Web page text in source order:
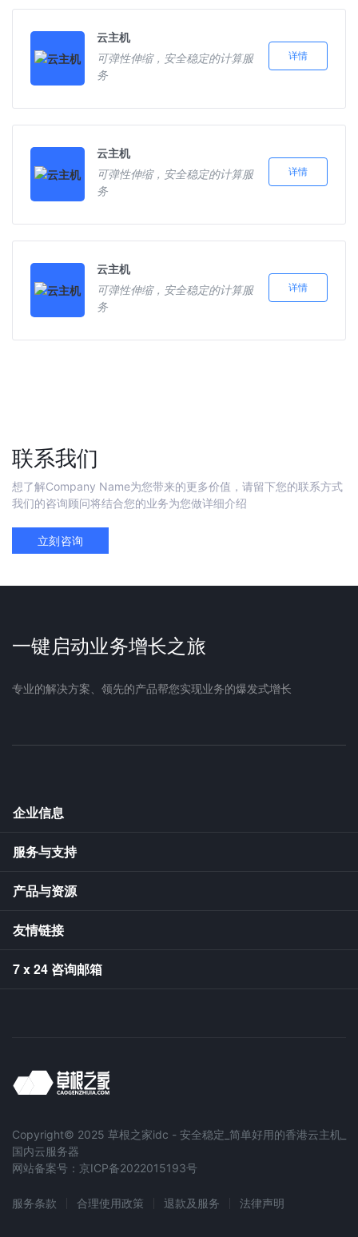
云主机
可弹性伸缩，安全稳定的计算服
务
详情
云主机
可弹性伸缩，安全稳定的计算服
务
详情
云主机
可弹性伸缩，安全稳定的计算服
务
详情
联系我们
想了解Company Name为您带来的更多价值，请留下您的联系方式
我们的咨询顾问将结合您的业务为您做详细介绍
立刻咨询
一键启动业务增长之旅
专业的解决方案、领先的产品帮您实现业务的爆发式增长
企业信息
服务与支持
产品与资源
友情链接
7 x 24 咨询邮箱
Copyright© 2025 草根之家idc - 安全稳定_简单好用的香港云主机_
国内云服务器
网站备案号：京ICP备2022015193号
服务条款 合理使用政策 退款及服务 法律声明